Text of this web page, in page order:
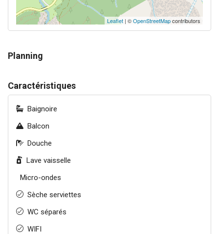
Leaflet | ©OpenStreetMapcontributors
Planning
Caractéristiques
Baignoire
Balcon
Douche
Lave vaisselle
Micro-ondes
Sèche serviettes
WC séparés
WIFI